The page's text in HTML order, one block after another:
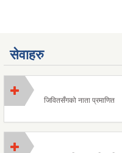
सेवाहरु
जिवितसँगको नाता प्रमाणित